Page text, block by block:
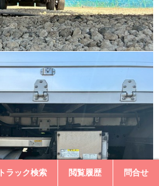
トラック検索 閲覧履歴 問合せ